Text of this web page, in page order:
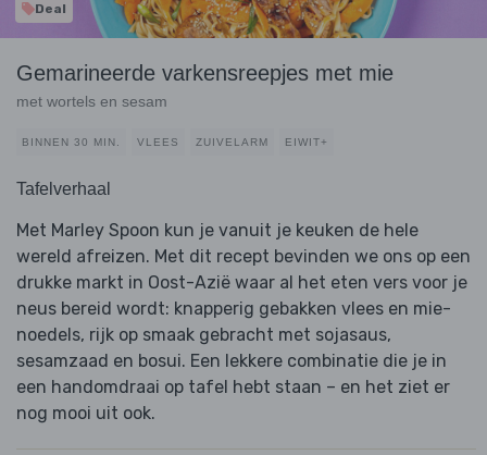
Deal
Gemarineerde varkensreepjes met mie
met wortels en sesam
BINNEN 30 MIN. VLEES ZUIVELARM EIWIT+
Tafelverhaal
Met Marley Spoon kun je vanuit je keuken de hele
wereld afreizen. Met dit recept bevinden we ons op een
drukke markt in Oost-Azië waar al het eten vers voor je
neus bereid wordt: knapperig gebakken vlees en mie-
noedels, rijk op smaak gebracht met sojasaus,
sesamzaad en bosui. Een lekkere combinatie die je in
een handomdraai op tafel hebt staan – en het ziet er
nog mooi uit ook.